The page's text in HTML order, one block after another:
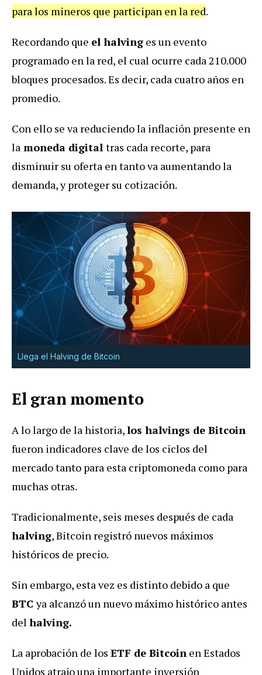
para los mineros que participan en la red.
Recordando que el halving es un evento
programado en la red, el cual ocurre cada 210.000
bloques procesados. Es decir, cada cuatro años en
promedio.
Con ello se va reduciendo la inflación presente en
la moneda digital tras cada recorte, para
disminuir su oferta en tanto va aumentando la
demanda, y proteger su cotización.
Llega el Halving de Bitcoin
El gran momento
A lo largo de la historia,los halvings de Bitcoin
fueron indicadores clave de los ciclos del
mercado tanto para esta criptomoneda como para
muchas otras.
Tradicionalmente, seis meses después de cada
halving, Bitcoin registró nuevos máximos
históricos de precio.
Sin embargo, esta vez es distinto debido a que
BTCya alcanzó un nuevo máximo histórico antes
del halving.
La aprobación de los ETF de Bitcoin en Estados
Unidos atrajo una importante inversión